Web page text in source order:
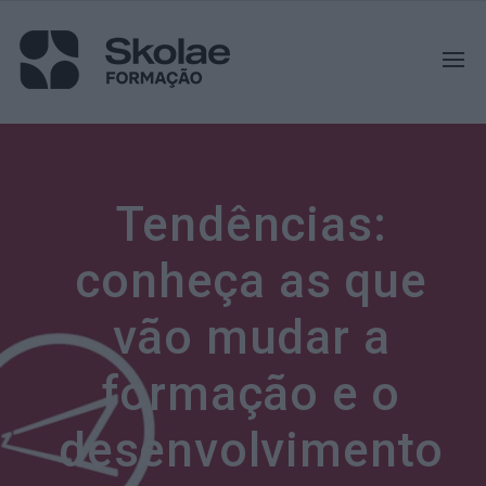
Tendências:
conheça as que
vão mudar a
formação e o
desenvolvimento